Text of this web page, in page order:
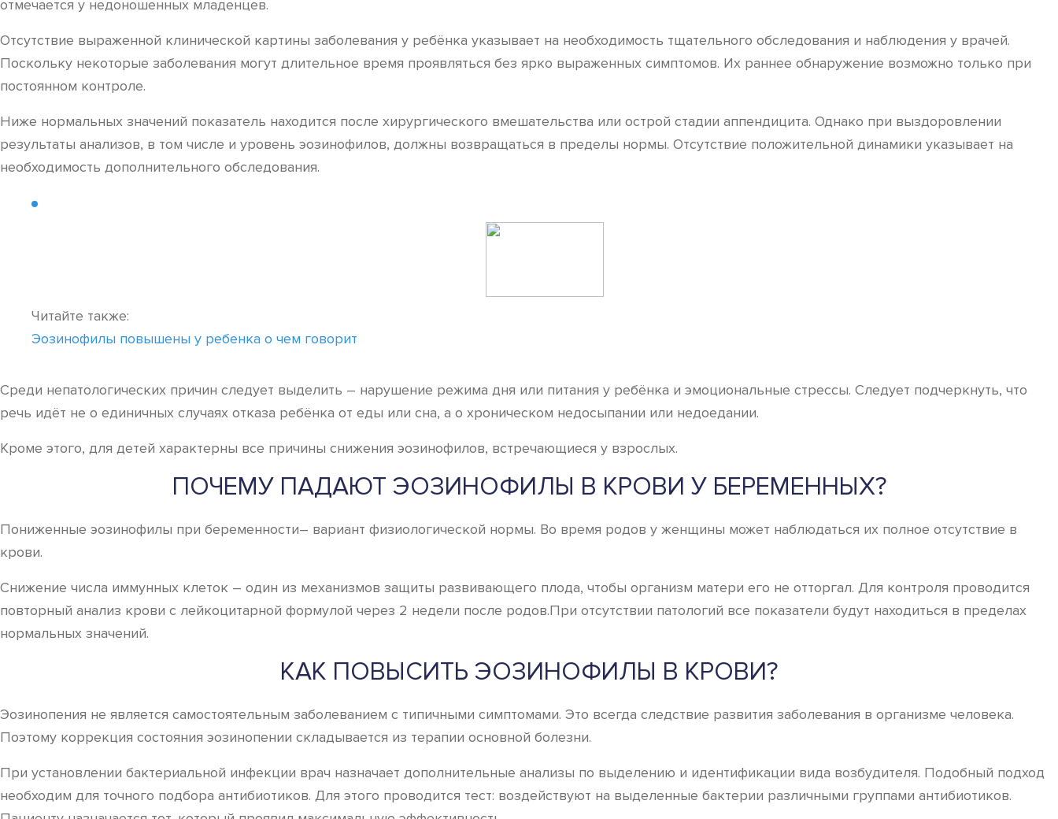
отмечается у недоношенных младенцев.
Отсутствие выраженной клинической картины заболевания у ребёнка указывает на необходимость тщательного обследования и наблюдения у врачей.
Поскольку некоторые заболевания могут длительное время проявляться без ярко выраженных симптомов. Их раннее обнаружение возможно только при
постоянном контроле.
Ниже нормальных значений показатель находится после хирургического вмешательства или острой стадии аппендицита. Однако при выздоровлении
результаты анализов, в том числе и уровень эозинофилов, должны возвращаться в пределы нормы. Отсутствие положительной динамики указывает на
необходимость дополнительного обследования.
Читайте также:
Эозинофилы повышены у ребенка о чем говорит
Среди непатологических причин следует выделить – нарушение режима дня или питания у ребёнка и эмоциональные стрессы. Следует подчеркнуть, что
речь идёт не о единичных случаях отказа ребёнка от еды или сна, а о хроническом недосыпании или недоедании.
Кроме этого, для детей характерны все причины снижения эозинофилов, встречающиеся у взрослых.
ПОЧЕМУ ПАДАЮТ ЭОЗИНОФИЛЫ В КРОВИ У БЕРЕМЕННЫХ?
Пониженные эозинофилы при беременности– вариант физиологической нормы. Во время родов у женщины может наблюдаться их полное отсутствие в
крови.
Снижение числа иммунных клеток – один из механизмов защиты развивающего плода, чтобы организм матери его не отторгал. Для контроля проводится
повторный анализ крови с лейкоцитарной формулой через 2 недели после родов.При отсутствии патологий все показатели будут находиться в пределах
нормальных значений.
КАК ПОВЫСИТЬ ЭОЗИНОФИЛЫ В КРОВИ?
Эозинопения не является самостоятельным заболеванием с типичными симптомами. Это всегда следствие развития заболевания в организме человека.
Поэтому коррекция состояния эозинопении складывается из терапии основной болезни.
При установлении бактериальной инфекции врач назначает дополнительные анализы по выделению и идентификации вида возбудителя. Подобный подход
необходим для точного подбора антибиотиков. Для этого проводится тест: воздействуют на выделенные бактерии различными группами антибиотиков.